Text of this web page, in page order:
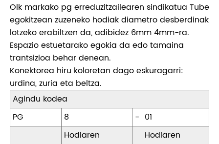
Olk markako pg erreduzitzailearen sindikatua Tube
egokitzean zuzeneko hodiak diametro desberdinak
lotzeko erabiltzen da, adibidez 6mm 4mm-ra.
Espazio estuetarako egokia da edo tamaina
trantsizioa behar denean.
Konektorea hiru koloretan dago eskuragarri:
urdina, zuria eta beltza.
Agindu kodea
PG
8 - 01
Hodiaren
Hodiaren